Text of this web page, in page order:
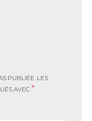
PUBLIÉE. LES
AVEC *